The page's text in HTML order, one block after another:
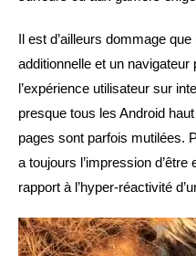
Il est d’ailleurs dommage
additionnelle et un
l’expérience utilisateur sur
presque tous les Android
pages sont parfois mutilées.
a toujours l’impression
rapport à l’hyper-réactivité